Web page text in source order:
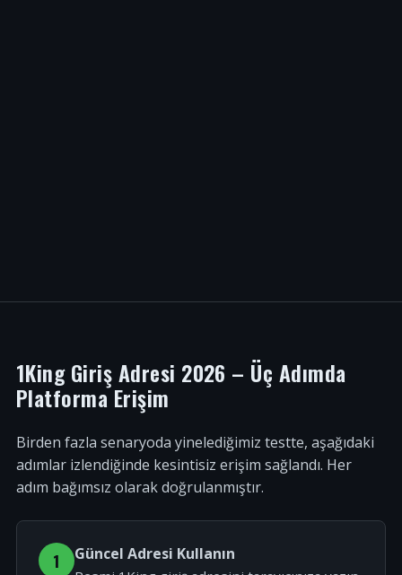
1King Giriş Adresi 2026 – Üç Adımda
Platforma Erişim
Birden fazla senaryoda yinelediğimiz testte, aşağıdaki
adımlar izlendiğinde kesintisiz erişim sağlandı. Her
adım bağımsız olarak doğrulanmıştır.
1 Güncel Adresi Kullanın